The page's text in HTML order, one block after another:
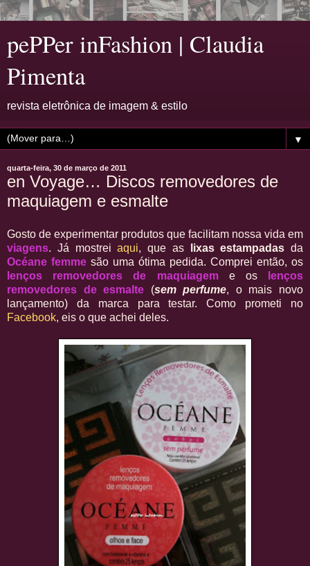
pePPer inFashion | Claudia
Pimenta
revista eletrônica de imagem & estilo
▼
quarta-feira, 30 de março de 2011
en Voyage… Discos removedores de
maquiagem e esmalte
Gosto de experimentar produtos que facilitam nossa vida em
viagens. Já mostreiaqui, que as lixas estampadas da
Océane femme são uma ótima pedida. Comprei então, os
lenços removedores de maquiageme os
lenços
removedores de esmalte (sem perfume, o mais novo
lançamento) da marca para testar. Como prometi no
Facebook, eis o que achei deles.